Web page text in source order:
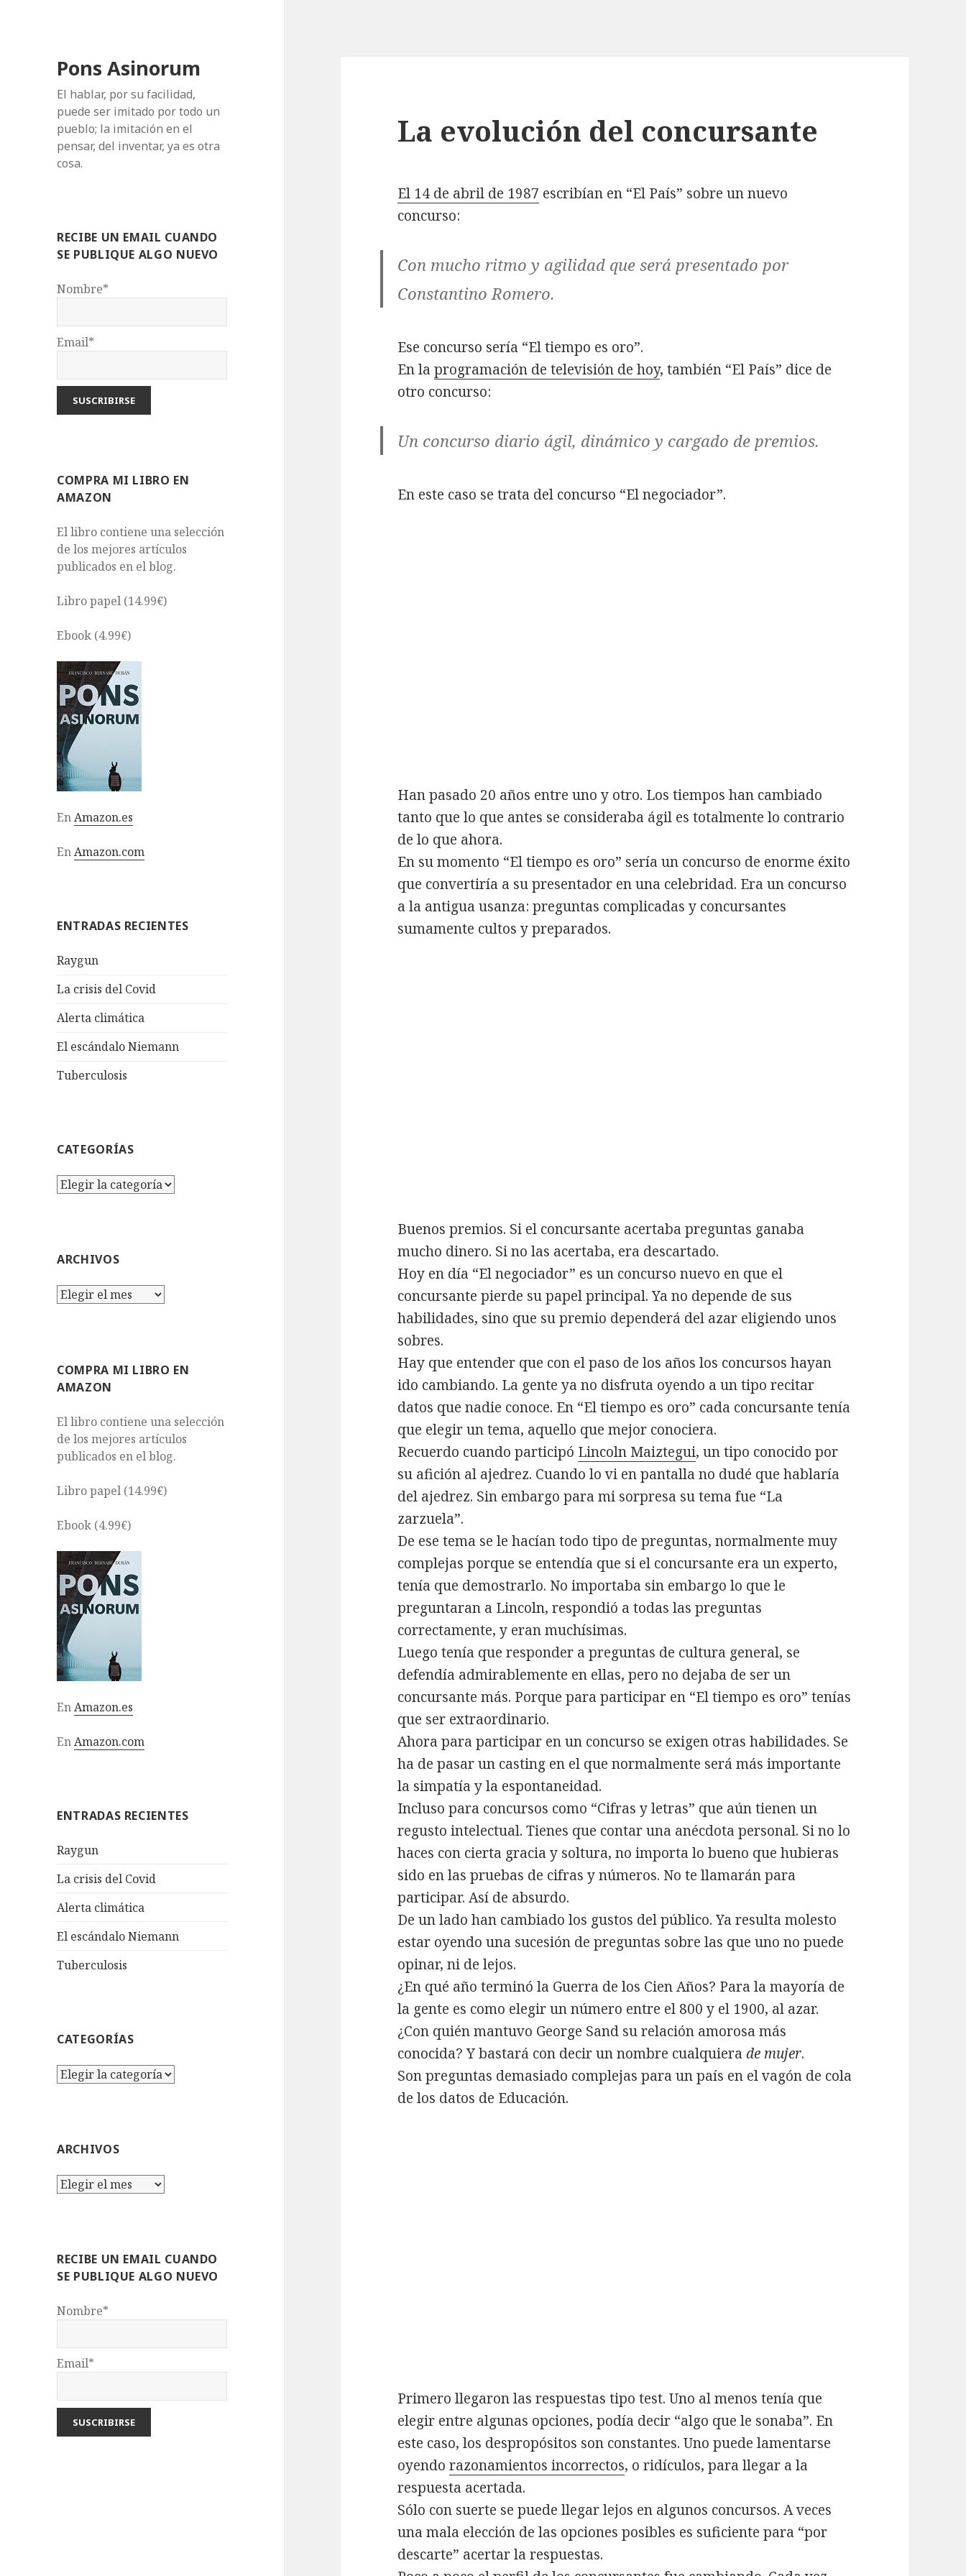
Pons Asinorum
El hablar, por su facilidad,
puede ser imitado por todo un
pueblo; la imitación en el
pensar, del inventar, ya es otra
cosa.
RECIBE UN EMAIL CUANDO
SE PUBLIQUE ALGO NUEVO
Nombre*
Email*
COMPRA MI LIBRO EN
AMAZON
El libro contiene una selección
de los mejores artículos
publicados en el blog.
Libro papel (14.99€)
Ebook (4.99€)
EnAmazon.es
EnAmazon.com
ENTRADAS RECIENTES
Raygun
La crisis del Covid
Alerta climática
El escándalo Niemann
Tuberculosis
CATEGORÍAS
Categorías
ARCHIVOS
Archivos
COMPRA MI LIBRO EN
AMAZON
El libro contiene una selección
de los mejores artículos
publicados en el blog.
Libro papel (14.99€)
Ebook (4.99€)
EnAmazon.es
EnAmazon.com
ENTRADAS RECIENTES
Raygun
La crisis del Covid
Alerta climática
El escándalo Niemann
Tuberculosis
CATEGORÍAS
Categorías
ARCHIVOS
Archivos
RECIBE UN EMAIL CUANDO
SE PUBLIQUE ALGO NUEVO
Nombre*
Email*
La evolución del concursante
El 14 de abril de 1987 escribían en “El País” sobre un nuevo
concurso:
Con mucho ritmo y agilidad que será presentado por
Constantino Romero.
Ese concurso sería “El tiempo es oro”.
En laprogramación de televisión de hoy, también “El País” dice de
otro concurso:
Un concurso diario ágil, dinámico y cargado de premios.
En este caso se trata del concurso “El negociador”.
Han pasado 20 años entre uno y otro. Los tiempos han cambiado
tanto que lo que antes se consideraba ágil es totalmente lo contrario
de lo que ahora.
En su momento “El tiempo es oro” sería un concurso de enorme éxito
que convertiría a su presentador en una celebridad. Era un concurso
a la antigua usanza: preguntas complicadas y concursantes
sumamente cultos y preparados.
Buenos premios. Si el concursante acertaba preguntas ganaba
mucho dinero. Si no las acertaba, era descartado.
Hoy en día “El negociador” es un concurso nuevo en que el
concursante pierde su papel principal. Ya no depende de sus
habilidades, sino que su premio dependerá del azar eligiendo unos
sobres.
Hay que entender que con el paso de los años los concursos hayan
ido cambiando. La gente ya no disfruta oyendo a un tipo recitar
datos que nadie conoce. En “El tiempo es oro” cada concursante tenía
que elegir un tema, aquello que mejor conociera.
Recuerdo cuando participó Lincoln Maiztegui, un tipo conocido por
su afición al ajedrez. Cuando lo vi en pantalla no dudé que hablaría
del ajedrez. Sin embargo para mi sorpresa su tema fue “La
zarzuela”.
De ese tema se le hacían todo tipo de preguntas, normalmente muy
complejas porque se entendía que si el concursante era un experto,
tenía que demostrarlo. No importaba sin embargo lo que le
preguntaran a Lincoln, respondió a todas las preguntas
correctamente, y eran muchísimas.
Luego tenía que responder a preguntas de cultura general, se
defendía admirablemente en ellas, pero no dejaba de ser un
concursante más. Porque para participar en “El tiempo es oro” tenías
que ser extraordinario.
Ahora para participar en un concurso se exigen otras habilidades. Se
ha de pasar un casting en el que normalmente será más importante
la simpatía y la espontaneidad.
Incluso para concursos como “Cifras y letras” que aún tienen un
regusto intelectual. Tienes que contar una anécdota personal. Si no lo
haces con cierta gracia y soltura, no importa lo bueno que hubieras
sido en las pruebas de cifras y números. No te llamarán para
participar. Así de absurdo.
De un lado han cambiado los gustos del público. Ya resulta molesto
estar oyendo una sucesión de preguntas sobre las que uno no puede
opinar, ni de lejos.
¿En qué año terminó la Guerra de los Cien Años? Para la mayoría de
la gente es como elegir un número entre el 800 y el 1900, al azar.
¿Con quién mantuvo George Sand su relación amorosa más
conocida? Y bastará con decir un nombre cualquierade mujer.
Son preguntas demasiado complejas para un país en el vagón de cola
de los datos de Educación.
Primero llegaron las respuestas tipo test. Uno al menos tenía que
elegir entre algunas opciones, podía decir “algo que le sonaba”. En
este caso, los despropósitos son constantes. Uno puede lamentarse
oyendorazonamientos incorrectos, o ridículos, para llegar a la
respuesta acertada.
Sólo con suerte se puede llegar lejos en algunos concursos. A veces
una mala elección de las opciones posibles es suficiente para “por
descarte” acertar la respuestas.